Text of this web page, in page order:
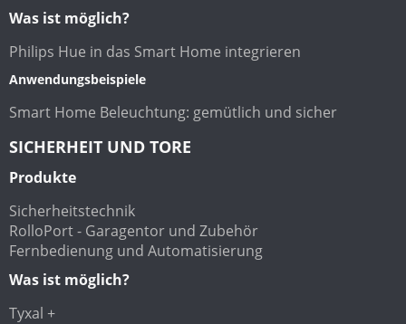
Was ist möglich?
Philips Hue in das Smart Home integrieren
Anwendungsbeispiele
Smart Home Beleuchtung: gemütlich und sicher
SICHERHEIT UND TORE
Produkte
Sicherheitstechnik
RolloPort - Garagentor und Zubehör
Fernbedienung und Automatisierung
Was ist möglich?
Tyxal +